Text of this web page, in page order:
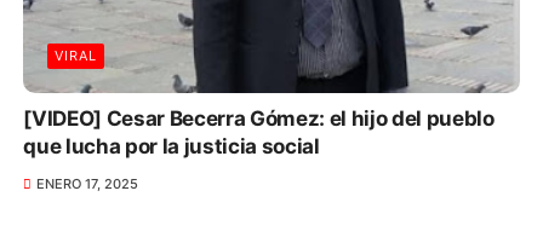
VIRAL
[VIDEO] Cesar Becerra Gómez: el hijo del pueblo
que lucha por la justicia social
ENERO 17, 2025